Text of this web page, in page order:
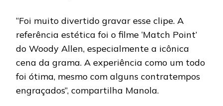
“Foi muito divertido gravar esse clipe. A
referência estética foi o filme ‘Match Point’
do Woody Allen, especialmente a icônica
cena da grama. A experiência como um todo
foi ótima, mesmo com alguns contratempos
engraçados”, compartilha Manola.